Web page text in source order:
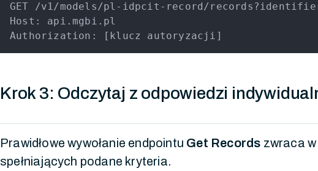
GET /v1/models/pl-idpcit-record/
Host: api.mgbi.pl
Authorization: [klucz autoryzacji]
Krok 3: Odczytaj z odpowiedzi
Prawidłowe wywołanie endpointu Get Records zwraca
spełniających podane kryteria.